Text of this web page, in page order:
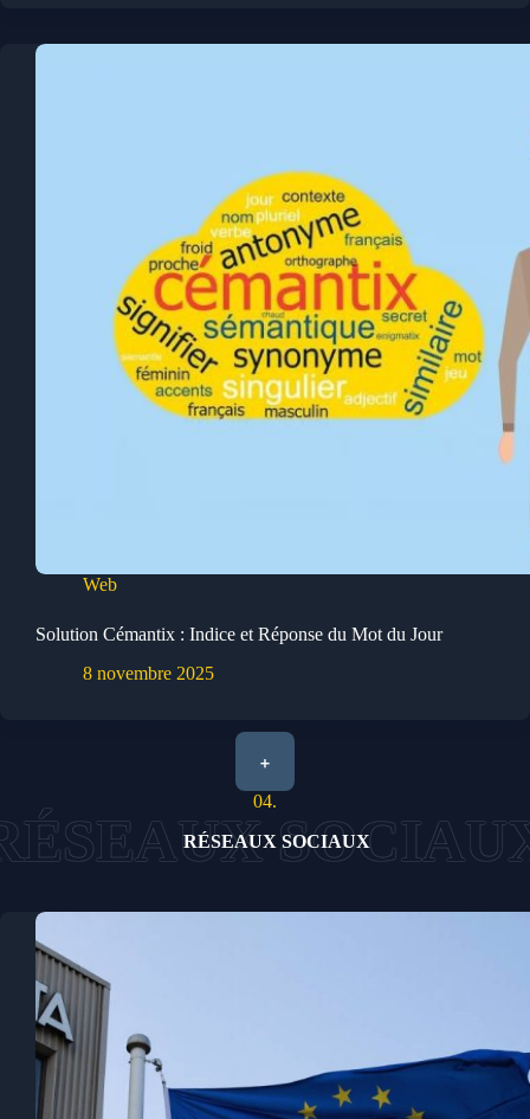
Web
Solution Cémantix : Indice et Réponse du Mot du Jour
8 novembre 2025
+
04.
RÉSEAUX SOCIAUX